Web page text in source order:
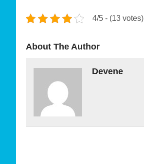
4/5 - (13 votes)
About The Author
Devene